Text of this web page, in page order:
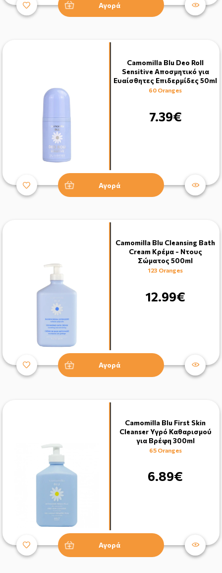
Αγορά
Camomilla Blu Deo Roll
Sensitive Αποσμητικό για
Ευαίσθητες Επιδερμίδες 50ml
60 Oranges
7.39€
Αγορά
Camomilla Blu Cleansing Bath
Cream Κρέμα - Ντους
Σώματος 500ml
123 Oranges
12.99€
Αγορά
Camomilla Blu First Skin
Cleanser Υγρό Καθαρισμού
για Βρέφη 300ml
65 Oranges
6.89€
Αγορά